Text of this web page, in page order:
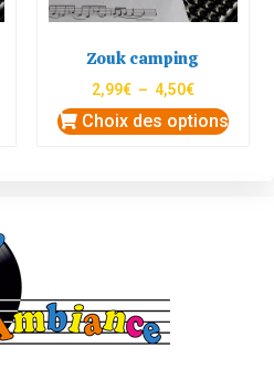
Zouk camping
2,99€ – 4,50€
Choix des options